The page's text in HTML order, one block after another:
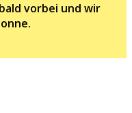
vorbei und wir